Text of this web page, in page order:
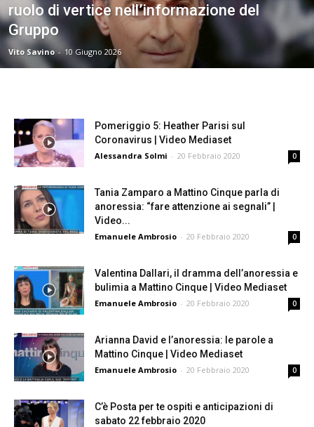
ruolo di vertice nell’informazione del
Gruppo
Vito Savino - 10 Giugno 2026
Pomeriggio 5: Heather Parisi sul
Coronavirus | Video Mediaset
Alessandra Solmi - 20 Febbraio 2020 0
Tania Zamparo a Mattino Cinque parla di
anoressia: “fare attenzione ai segnali” |
Video...
Emanuele Ambrosio - 20 Febbraio 2020 0
Valentina Dallari, il dramma dell’anoressia e
bulimia a Mattino Cinque | Video Mediaset
Emanuele Ambrosio - 20 Febbraio 2020 0
Arianna David e l’anoressia: le parole a
Mattino Cinque | Video Mediaset
Emanuele Ambrosio - 20 Febbraio 2020 0
C’è Posta per te ospiti e anticipazioni di
sabato 22 febbraio 2020